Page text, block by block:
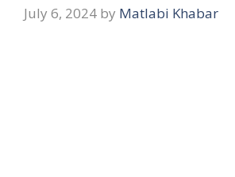
July 6, 2024 by Matlabi Khabar